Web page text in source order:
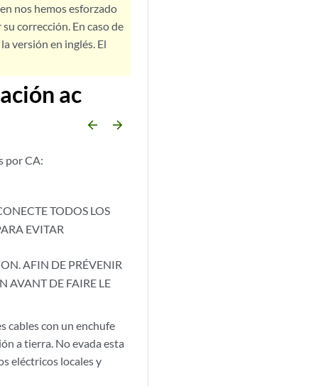
nos hemos esforzado
corrección. En caso de
versión en inglés. El
ac
arrow_backward arrow_forward
por CA:
TODOS LOS
EVITAR
AFIN DE PRÉVENIR
AVANT DE FAIRE LE
cables con un enchufe
a tierra. No evada esta
eléctricos locales y